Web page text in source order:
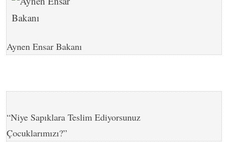
Aynen Ensar Bakanı
“Niye Sapıklara Teslim Ediyorsunuz
Çocuklarımızı?”